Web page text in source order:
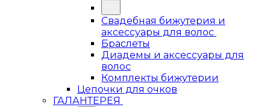
Свадебная бижутерия и
аксессуары для волос
Браслеты
Диадемы и аксессуары для
волос
Комплекты бижутерии
Цепочки для очков
ГАЛАНТЕРЕЯ